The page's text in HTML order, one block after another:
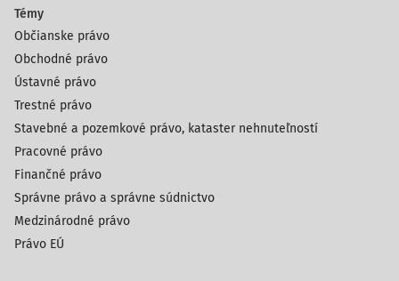
Témy
Občianske právo
Obchodné právo
Ústavné právo
Trestné právo
Stavebné a pozemkové právo, kataster nehnuteľností
Pracovné právo
Finančné právo
Správne právo a správne súdnictvo
Medzinárodné právo
Právo EÚ